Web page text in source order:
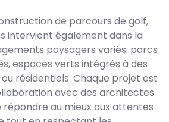
de parcours de golf,
intervient également dans la
paysagers variés: parcs
espaces verts intégrés à des
résidentiels. Chaque projet est
avec des architectes
répondre au mieux aux attentes